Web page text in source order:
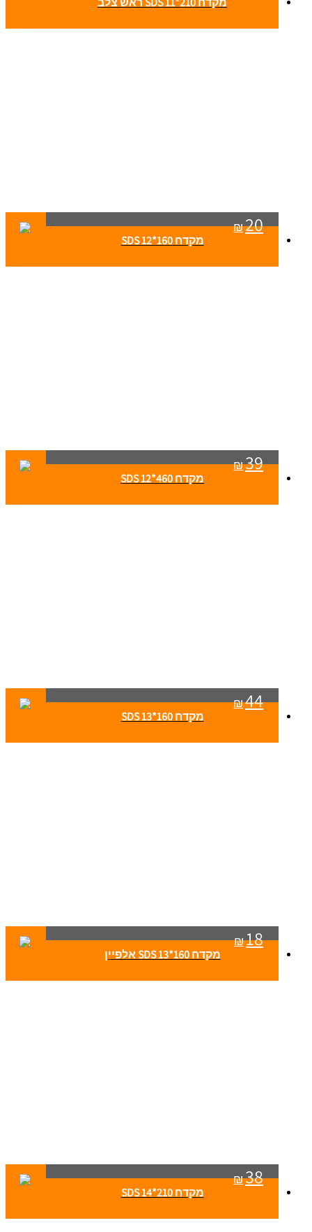
₪20
מקדח SDS 12*160
₪39
מקדח SDS 12*460
₪44
מקדח SDS 13*160
₪18
מקדח SDS 13*160 אלפיין
₪38
מקדח SDS 14*210